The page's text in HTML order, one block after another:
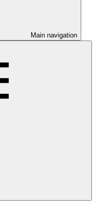
Main navigation